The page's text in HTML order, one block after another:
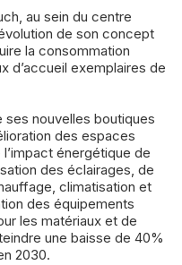
au sein du centre
de son concept
la consommation
d’accueil exemplaires de
ses nouvelles boutiques
des espaces
énergétique de
des éclairages, de
climatisation et
des équipements
les matériaux et de
une baisse de 40%
2030.